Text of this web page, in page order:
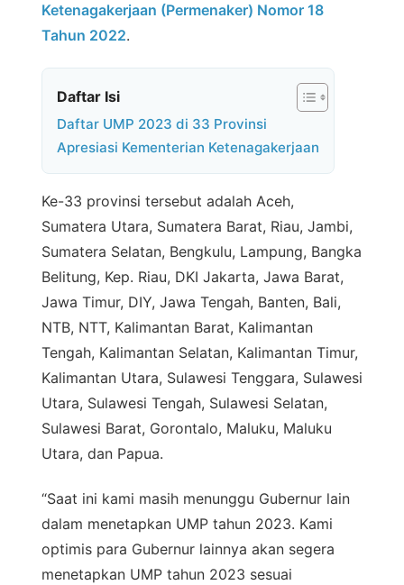
Ketenagakerjaan (Permenaker) Nomor 18
Tahun 2022.
Daftar Isi
Daftar UMP 2023 di 33 Provinsi
Apresiasi Kementerian Ketenagakerjaan
Ke-33 provinsi tersebut adalah Aceh,
Sumatera Utara, Sumatera Barat, Riau, Jambi,
Sumatera Selatan, Bengkulu, Lampung, Bangka
Belitung, Kep. Riau, DKI Jakarta, Jawa Barat,
Jawa Timur, DIY, Jawa Tengah, Banten, Bali,
NTB, NTT, Kalimantan Barat, Kalimantan
Tengah, Kalimantan Selatan, Kalimantan Timur,
Kalimantan Utara, Sulawesi Tenggara, Sulawesi
Utara, Sulawesi Tengah, Sulawesi Selatan,
Sulawesi Barat, Gorontalo, Maluku, Maluku
Utara, dan Papua.
“Saat ini kami masih menunggu Gubernur lain
dalam menetapkan UMP tahun 2023. Kami
optimis para Gubernur lainnya akan segera
menetapkan UMP tahun 2023 sesuai